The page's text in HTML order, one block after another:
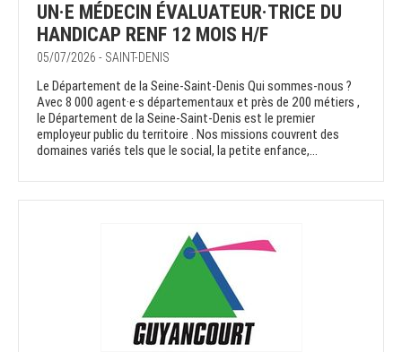
UN·E MÉDECIN ÉVALUATEUR·TRICE DU
HANDICAP RENF 12 MOIS H/F
05/07/2026 - SAINT-DENIS
Le Département de la Seine-Saint-Denis Qui sommes-nous ?
Avec 8 000 agent·e·s départementaux et près de 200 métiers ,
le Département de la Seine-Saint-Denis est le premier
employeur public du territoire . Nos missions couvrent des
domaines variés tels que le social, la petite enfance,...